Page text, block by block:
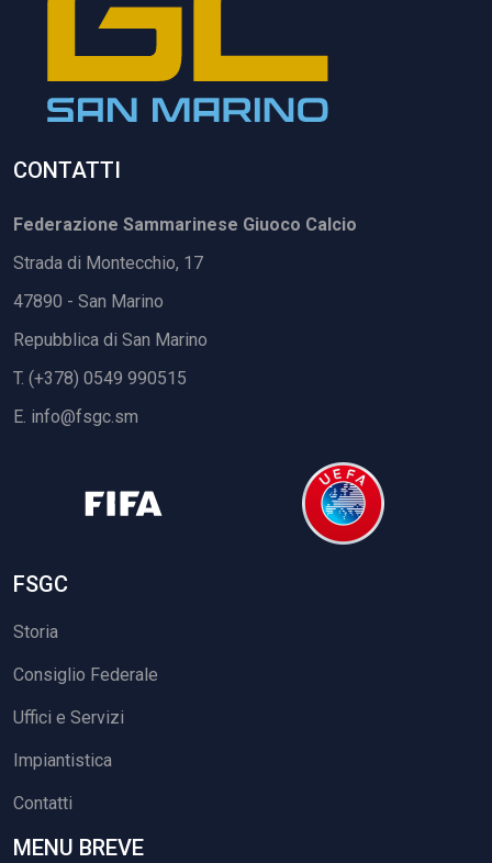
CONTATTI
Federazione Sammarinese Giuoco Calcio
Strada di Montecchio, 17
47890 - San Marino
Repubblica di San Marino
T. (+378) 0549 990515
E. info@fsgc.sm
FSGC
Storia
Consiglio Federale
Uffici e Servizi
Impiantistica
Contatti
MENU BREVE